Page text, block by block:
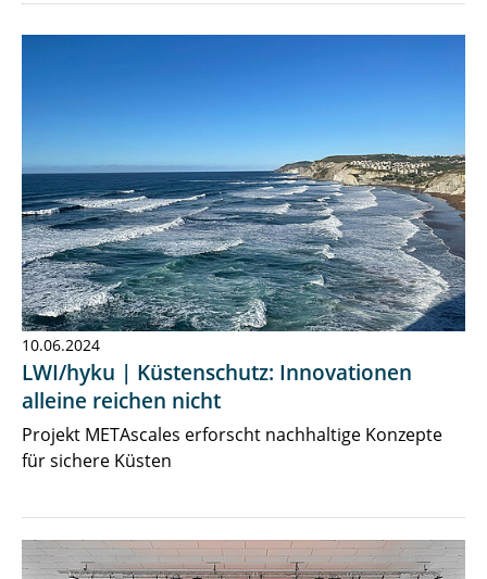
10.06.2024
LWI/hyku | Küstenschutz: Innovationen
alleine reichen nicht
Projekt METAscales erforscht nachhaltige Konzepte
für sichere Küsten